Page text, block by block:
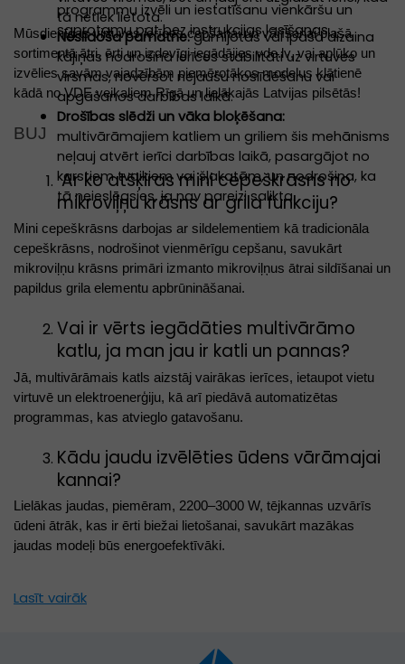
programmu izvēli un iestatīšanu vienkāršu un
saprotamu pat bez instrukcijas lasīšanas.
tā netiek lietota.
Neslīdoša pamatne:gumijotas vai īpaša dizaina
kājiņas nodrošina ierīces stabilitāti uz virtuves
virsmas, novēršot nejaušu noslīdēšanu vai
apgāšanos darbības laikā.
Drošības slēdži un vāka bloķēšana:
multivārāmajiem katliem un griliem šis mehānisms
neļauj atvērt ierīci darbības laikā, pasargājot no
karstiem tvaikiem vai šļakatām, un nodrošina, ka
tā neieslēgsies, ja nav pareizi salikta.
Mūsdienīgas virtuves ierīcescepšanai un vārīšanaiplašā
sortimentā ātri, ērti un izdevīgi iegādājies vde.lv, vai aplūko un
izvēlies savām vajadzībām piemērotākos modeļus klātienē
kādā no VDE veikaliem Rīgā un lielākajās Latvijas pilsētās!
BUJ
Ar ko atšķiras mini cepeškrāsns no
mikroviļņu krāsns ar grila funkciju?
Mini cepeškrāsns darbojas ar sildelementiem kā tradicionāla
cepeškrāsns, nodrošinot vienmērīgu cepšanu, savukārt
mikroviļņu krāsns primāri izmanto mikroviļņus ātrai sildīšanai un
papildus grila elementu apbrūnināšanai.
Vai ir vērts iegādāties multivārāmo
katlu, ja man jau ir katli un pannas?
Jā, multivārāmais katls aizstāj vairākas ierīces, ietaupot vietu
virtuvē un elektroenerģiju, kā arī piedāvā automatizētas
programmas, kas atvieglo gatavošanu.
Kādu jaudu izvēlēties ūdens vārāmajai
kannai?
Lielākas jaudas, piemēram, 2200–3000 W, tējkannas uzvārīs
ūdeni ātrāk, kas ir ērti biežai lietošanai, savukārt mazākas
jaudas modeļi būs energoefektīvāki.
Lasīt vairāk